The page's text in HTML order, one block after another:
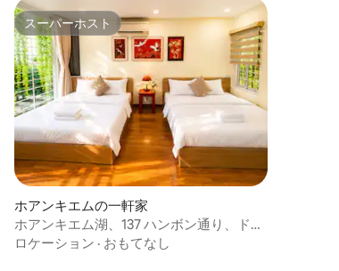
件、5つ星中4.83つ星の平均評価
スーパーホスト
スーパーホスト
ホアンキエムの一軒家
ホアンキエム湖、137 ハンボン通り、ドゥ
ォンタウ通りに住む
ロケーション · おもてなし